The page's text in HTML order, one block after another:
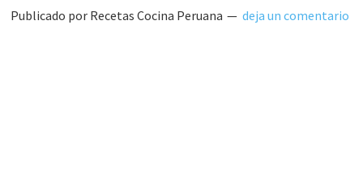
Peruana
Publicado por Recetas Cocina Peruana deja un comentario